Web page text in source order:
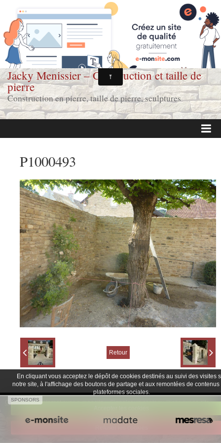
Jacky Menissier – Construction et taille de
pierre
Construction en pierre, taille de pierre, sculptures
Réalisations
Contact & coordonnées
P1000493
Retour
Créer un site internet avec e-monsite Signaler un contenu illicite sur ce site
SPONSORS
En cliquant vous acceptez le dépôt de cookies destinés au suivi des visites
notre site, à l'affichage des boutons de partage et aux remontées de contenus
plateformes sociales.